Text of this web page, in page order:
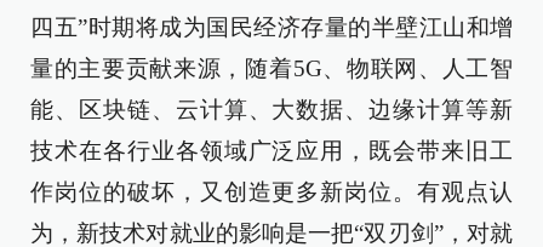
四五”时期将成为国民经济存量的半壁江山和增
量的主要贡献来源，随着5G、物联网、人工智
能、区块链、云计算、大数据、边缘计算等新
技术在各行业各领域广泛应用，既会带来旧工
作岗位的破坏，又创造更多新岗位。有观点认
为，新技术对就业的影响是一把“双刃剑”，对就